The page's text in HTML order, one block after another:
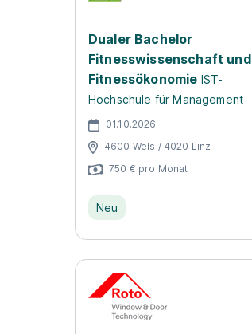
Dualer Bachelor
Fitnesswissenschaft und
Fitnessökonomie IST-
Hochschule für Management
01.10.2026
4600 Wels / 4020 Linz
750 € pro Monat
Neu